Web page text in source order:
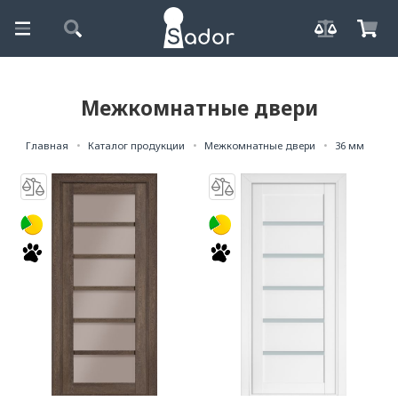
Межкомнатные двери
Главная Каталог продукции Межкомнатные двери 36 мм